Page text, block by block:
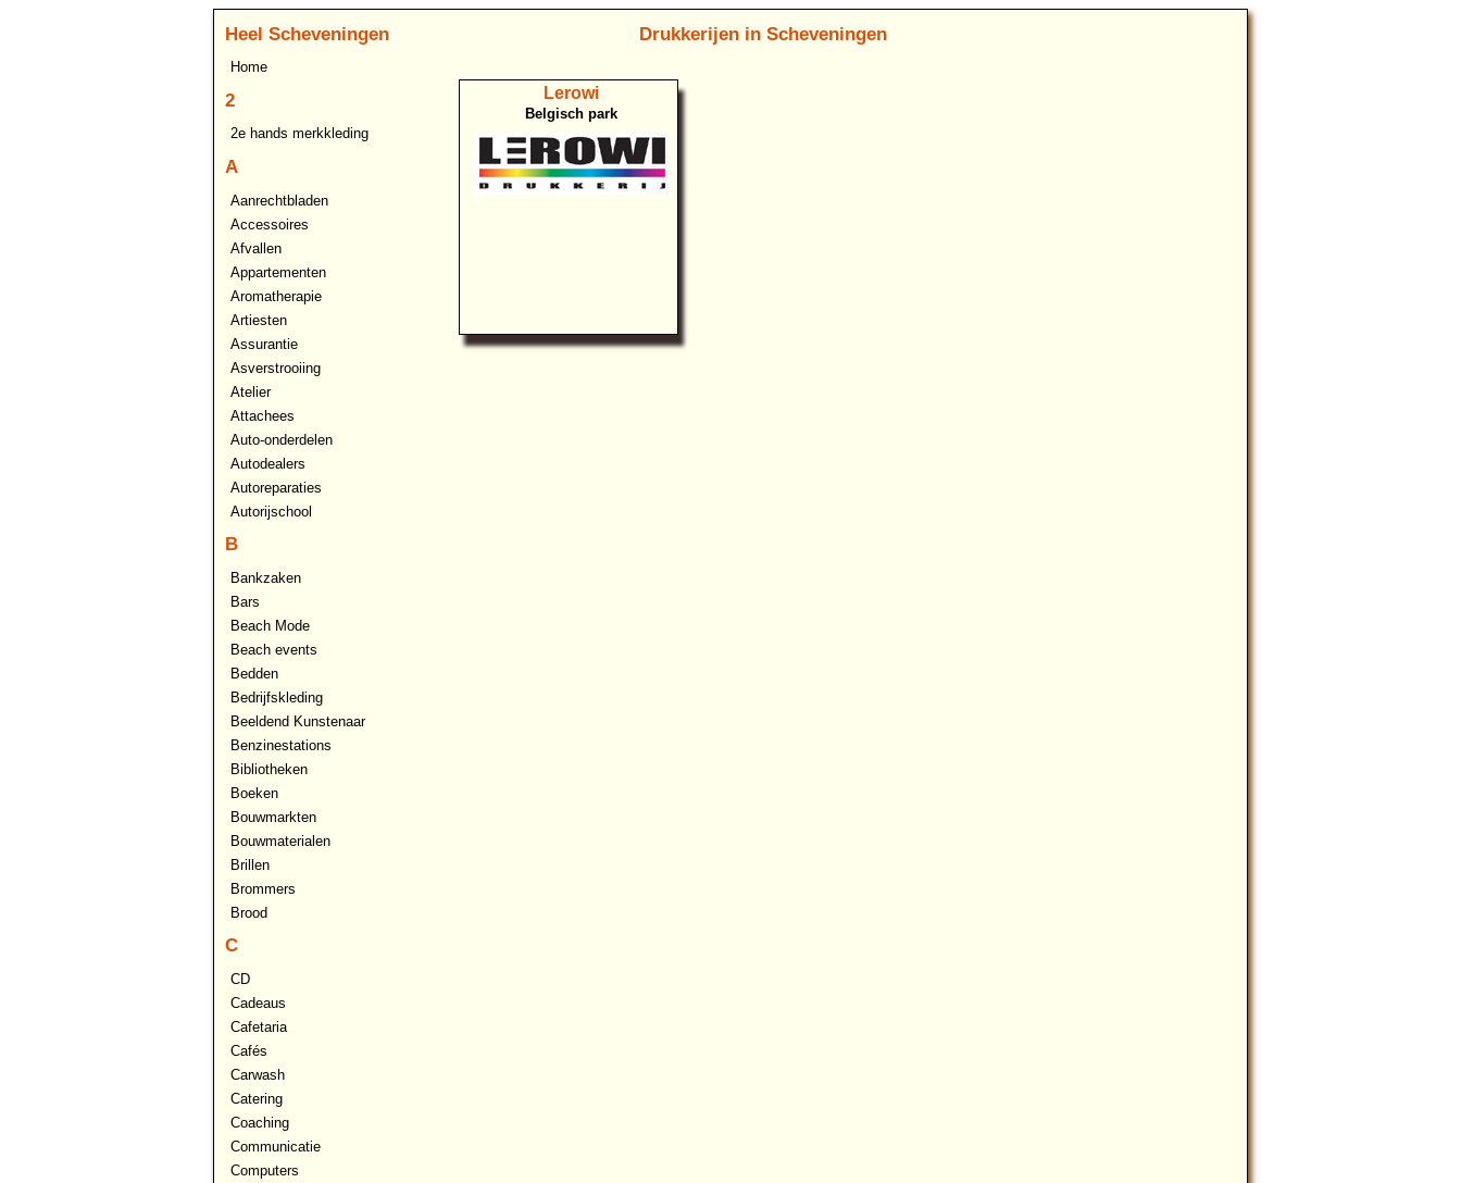
Heel Scheveningen
Home
2
2e hands merkkleding
A
Aanrechtbladen
Accessoires
Afvallen
Appartementen
Aromatherapie
Artiesten
Assurantie
Asverstrooiing
Atelier
Attachees
Auto-onderdelen
Autodealers
Autoreparaties
Autorijschool
B
Bankzaken
Bars
Beach Mode
Beach events
Bedden
Bedrijfskleding
Beeldend Kunstenaar
Benzinestations
Bibliotheken
Boeken
Bouwmarkten
Bouwmaterialen
Brillen
Brommers
Brood
C
CD
Cadeaus
Cafetaria
Cafés
Carwash
Catering
Coaching
Communicatie
Computers
Drukkerijen in Scheveningen
Lerowi
Belgisch park